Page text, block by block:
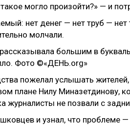
могло произойти?» — и
нет денег — нет труб —
молчали.
пожелал услышать
плане Нилу Миназетдинову,
журналисты не позвали с
и узнал, что проблеме —